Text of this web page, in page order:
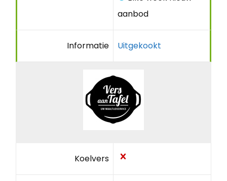
aanbod
Informatie Uitgekookt
Koelvers